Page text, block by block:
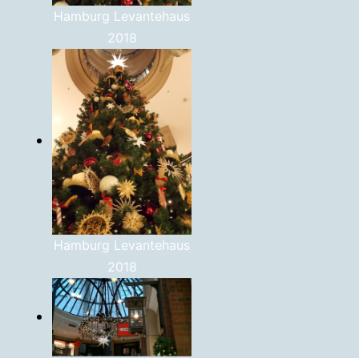
Hamburg Levantehaus
2018
Hamburg Levantehaus
2018